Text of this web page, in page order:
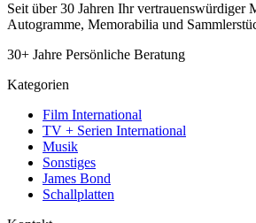
Seit über 30 Jahren Ihr vertrauenswürdiger
Autogramme, Memorabilia und
30+ Jahre Persönliche Beratung
Kategorien
Film International
TV + Serien International
Musik
Sonstiges
James Bond
Schallplatten